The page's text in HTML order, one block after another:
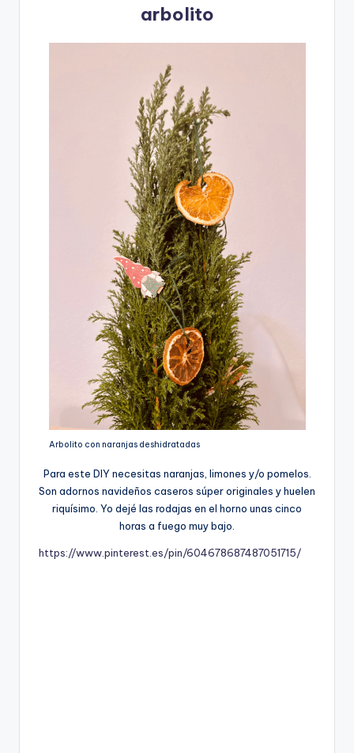
arbolito
Arbolito con naranjas deshidratadas
Para este DIY necesitas naranjas, limones y/o pomelos.
Son adornos navideños caseros súper originales y huelen
riquísimo. Yo dejé las rodajas en el horno unas cinco
horas a fuego muy bajo.
https://www.pinterest.es/pin/604678687487051715/